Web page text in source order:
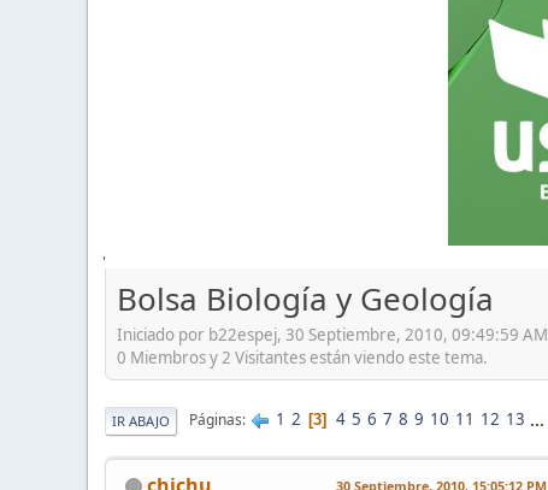
'
Bolsa Biología y Geología
Iniciado por b22espej, 30 Septiembre, 2010, 09:49:59 AM
0 Miembros y 2 Visitantes están viendo este tema.
IR ABAJO Páginas 1 2 3 4 5 6 7 8 9 10 11 12 13 ...
chichu 30 Septiembre, 2010, 15:05:12 PM